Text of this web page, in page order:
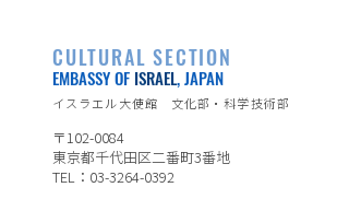
CULTURAL SECTION
EMBASSY OF ISRAEL, JAPAN
イスラエル大使館 文化部・科学技術部
〒102-0084
東京都千代田区二番町3番地
TEL：03-3264-0392